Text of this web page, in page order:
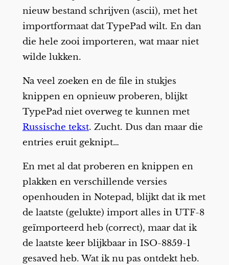
nieuw bestand schrijven (ascii), met het
importformaat dat TypePad wilt. En dan
die hele zooi importeren, wat maar niet
wilde lukken.
Na veel zoeken en de file in stukjes
knippen en opnieuw proberen, blijkt
TypePad niet overweg te kunnen met
Russische tekst. Zucht. Dus dan maar die
entries eruit geknipt…
En met al dat proberen en knippen en
plakken en verschillende versies
openhouden in Notepad, blijkt dat ik met
de laatste (gelukte) import alles in UTF-8
geïmporteerd heb (correct), maar dat ik
de laatste keer blijkbaar in ISO-8859-1
gesaved heb. Wat ik nu pas ontdekt heb.